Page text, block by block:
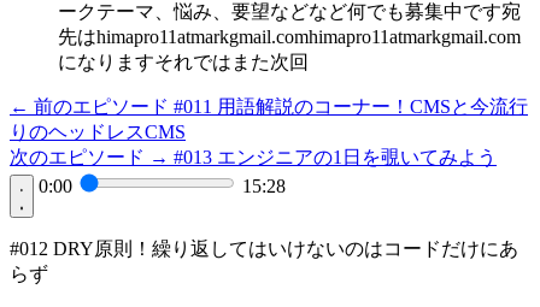
ークテーマ、悩み、要望などなど何でも募集中です宛
先はhimapro11atmarkgmail.comhimapro11atmarkgmail.com
になりますそれではまた次回
← 前のエピソード #011 用語解説のコーナー！CMSと今流行
りのヘッドレスCMS
次のエピソード → #013 エンジニアの1日を覗いてみよう
0:00
15:28
#012 DRY原則！繰り返してはいけないのはコードだけにあ
らず